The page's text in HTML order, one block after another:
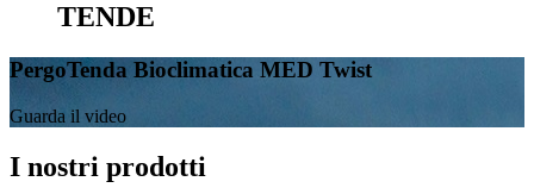
TENDE
PergoTenda Bioclimatica MED Twist
Guarda il video
I nostri prodotti